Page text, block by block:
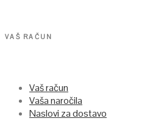
VAŠ RAČUN
Vaš račun
Vaša naročila
Naslovi za dostavo